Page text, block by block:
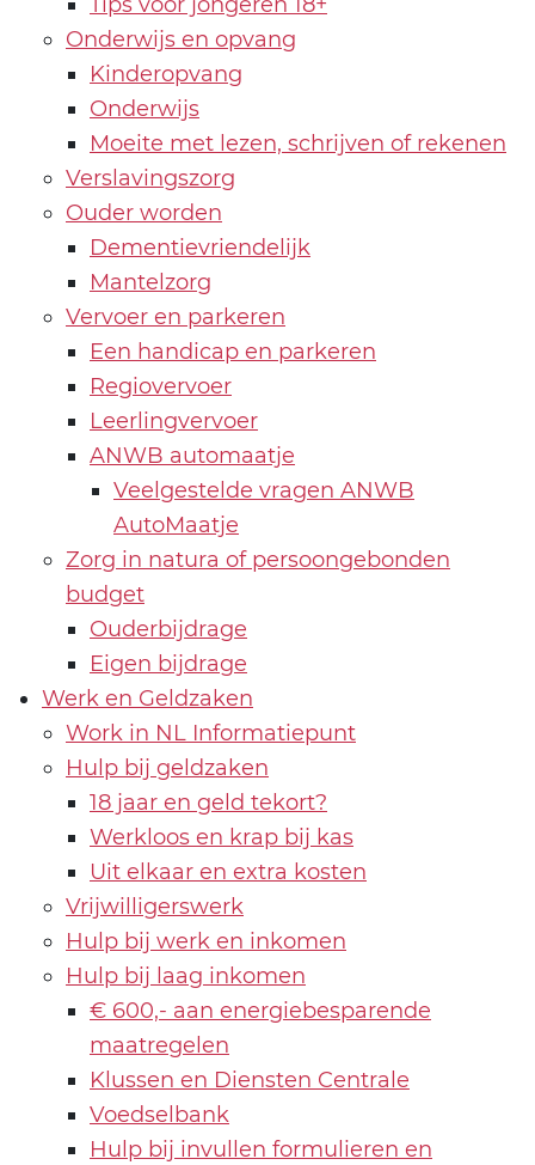
Onderwijs en opvang
Kinderopvang
Onderwijs
Moeite met lezen, schrijven of rekenen
Verslavingszorg
Ouder worden
Dementievriendelijk
Mantelzorg
Vervoer en parkeren
Een handicap en parkeren
Regiovervoer
Leerlingvervoer
ANWB automaatje
Veelgestelde vragen ANWB
AutoMaatje
Zorg in natura of persoongebonden
budget
Ouderbijdrage
Eigen bijdrage
Werk en Geldzaken
Work in NL Informatiepunt
Hulp bij geldzaken
18 jaar en geld tekort?
Werkloos en krap bij kas
Uit elkaar en extra kosten
Vrijwilligerswerk
Hulp bij werk en inkomen
Hulp bij laag inkomen
€ 600,- aan energiebesparende
maatregelen
Klussen en Diensten Centrale
Voedselbank
Hulp bij invullen formulieren en